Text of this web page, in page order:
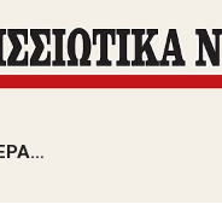
στο κύριο περιεχόμενο